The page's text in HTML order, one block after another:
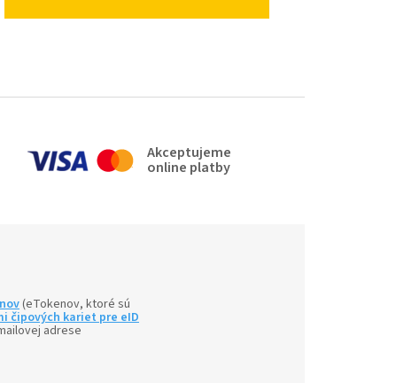
Akceptujeme
online platby
(eTokenov, ktoré sú
čipových kariet pre eID
adrese